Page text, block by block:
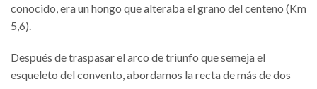
conocido, era un hongo que alteraba el grano del centeno (Km
5,6).
Después de traspasar el arco de triunfo que semeja el
esqueleto del convento, abordamos la recta de más de dos